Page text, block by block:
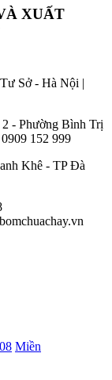
XUẤT
Sở - Hà Nội |
- Phường Bình Trị
152 999
Khê - TP Đà
Miền